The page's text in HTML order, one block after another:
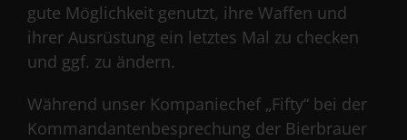
gute Möglichkeit genutzt, ihre Waffen und
ihrer Ausrüstung ein letztes Mal zu checken
und ggf. zu ändern.
Während unser Kompaniechef „Fifty“ bei der
Kommandantenbesprechung der Bierbrauer